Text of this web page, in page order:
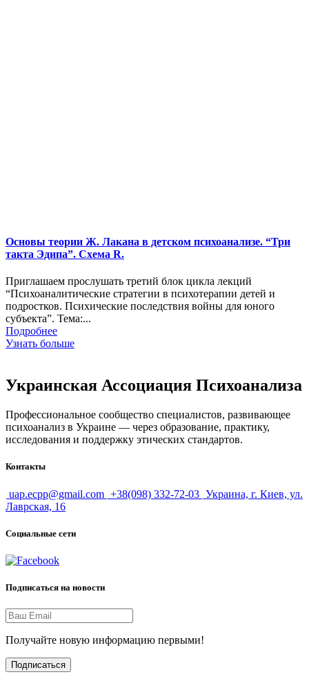
Основы теории Ж. Лакана в детском психоанализе. “Три
такта Эдипа”. Схема R.
Приглашаем прослушать третий блок цикла лекций
“Психоаналитические стратегии в психотерапии детей и
подростков. Психические последствия войны для юного
субъекта”. Тема:...
Подробнее
Узнать больше
Украинская Ассоциация Психоанализа
Профессиональное сообщество специалистов, развивающее
психоанализ в Украине — через образование, практику,
исследования и поддержку этических стандартов.
Контакты
uap.ecpp@gmail.com +38(098) 332-72-03 Украина, г. Киев, ул.
Лаврская, 16
Социальные сети
Подписаться на новости
Получайте новую информацию первыми!
Подписаться